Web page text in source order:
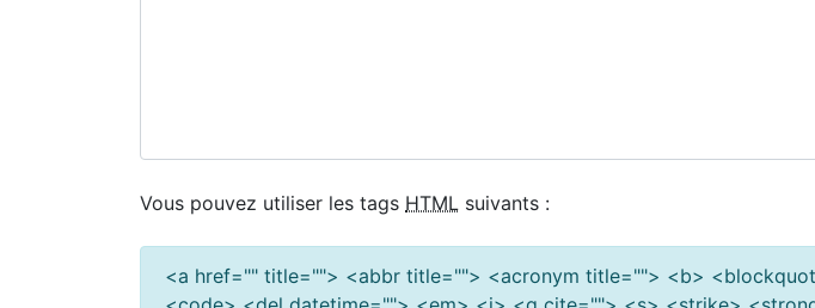
Vous pouvez utiliser les tags HTML suivants :
<a href="" title=""> <abbr title=""> <acronym title=""> <b>